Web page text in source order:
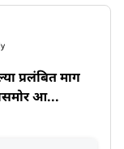
प्रलंबित माग
आ...